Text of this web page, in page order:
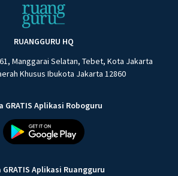
RUANGGURU HQ
Manggarai Selatan, Tebet, Kota Jakarta
Khusus Ibukota Jakarta 12860
GRATIS Aplikasi Roboguru
GRATIS Aplikasi Ruangguru